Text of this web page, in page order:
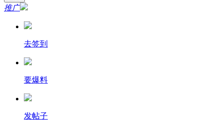
推广
去签到
要爆料
发帖子